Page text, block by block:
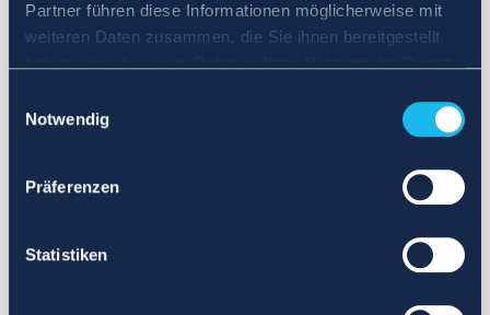
Partner führen diese Informationen möglicherweise mit
weiteren Daten zusammen, die Sie ihnen bereitgestellt
Notwendig
Präferenzen
Statistiken